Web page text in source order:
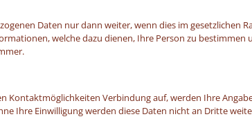
Daten nur dann weiter, wenn dies im gesetzlichen
welche dazu dienen, Ihre Person zu
Kontaktmöglichkeiten Verbindung auf, werden Ihre
Ihre Einwilligung werden diese Daten nicht an Dritte